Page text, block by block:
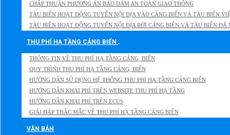
CHẤP THUẬN PHƯƠNG ÁN BẢO ĐẢM AN TOÀN GIAO THÔNG
TÀU BIỂN HOẠT ĐỘNG TUYẾN NỘI ĐỊA VÀO CẢNG BIỂN VÀ TÀU BIỂN
TÀU BIỂN HOẠT ĐỘNG TUYẾN NỘI ĐỊA RỜI CẢNG BIỂN VÀ TÀU BIỂN ĐÃ
THU PHÍ HẠ TẦNG CẢNG BIỂN
THÔNG TIN VỀ THU PHÍ HẠ TẦNG CẢNG, BIỂN
QUY TRÌNH THU PHÍ HẠ TẦNG CẢNG, BIỂN
HƯỚNG DẪN SỬ DỤNG HỆ THỐNG THU PHÍ HẠ TẦNG CẢNG BIỂN
HƯỚNG DẪN KHAI PHÍ TRÊN WEBSITE THU PHÍ HẠ TẦNG
HƯỚNG DẪN KHAI PHÍ TRÊN ECUS
GIẢI ĐÁP THẮC MẮC VÊ THU PHÍ HẠ TẦNG CẢNG BIỂN
VĂN BẢN